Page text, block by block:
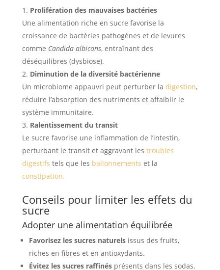
Prolifération des mauvaises bactéries
Une alimentation riche en sucre favorise la
croissance de bactéries pathogènes et de levures
comme Candida albicans, entraînant des
déséquilibres (dysbiose).
Diminution de la diversité bactérienne
Un microbiome appauvri peut perturber la digestion,
réduire l’absorption des nutriments et affaiblir le
système immunitaire.
Ralentissement du transit
Le sucre favorise une inflammation de l’intestin,
perturbant le transit et aggravant les troubles
digestifs tels que les ballonnements et la
constipation.
Conseils pour limiter les effets du
sucre
Adopter une alimentation équilibrée
Favorisez les sucres naturelsissus des fruits,
riches en fibres et en antioxydants.
Évitez les sucres raffinésprésents dans les sodas,